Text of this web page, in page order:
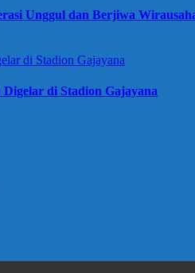
Unggul dan Berjiwa
di Stadion Gajayana